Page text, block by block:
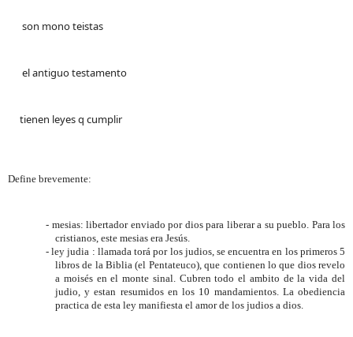
son mono teistas
el antiguo testamento
tienen leyes q cumplir
Define brevemente:
- mesias: libertador enviado por dios para liberar a su pueblo. Para los
cristianos, este mesias era Jesús.
- ley judia : llamada torá por los judios, se encuentra en los primeros 5
libros de la Biblia (el Pentateuco), que contienen lo que dios revelo
a moisés en el monte sinal. Cubren todo el ambito de la vida del
judio, y estan resumidos en los 10 mandamientos. La obediencia
practica de esta ley manifiesta el amor de los judios a dios.